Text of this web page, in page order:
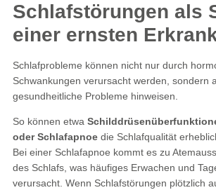
Schlafstörungen als
einer ernsten
Schlafprobleme können nicht nur durch
Schwankungen verursacht werden, sondern
gesundheitliche Probleme hinweisen.
So können etwa
oder Schlafapnoedie Schlafqualität
Bei einer Schlafapnoe kommt es zu
des Schlafs, was häufiges Erwachen und
verursacht. Wenn Schlafstörungen plötzlich